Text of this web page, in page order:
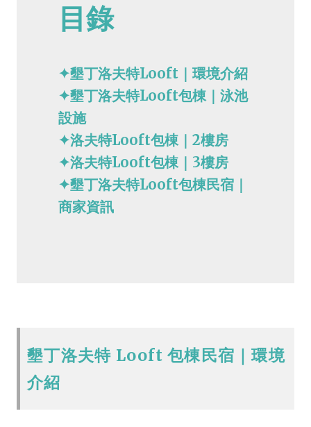
目錄
✦墾丁洛夫特Looft｜環境介紹
✦墾丁洛夫特Looft包棟｜泳池
設施
✦洛夫特Looft包棟｜2樓房
✦洛夫特Looft包棟｜3樓房
✦墾丁洛夫特Looft包棟民宿｜
商家資訊
墾丁洛夫特 Looft 包棟民宿｜環境
介紹